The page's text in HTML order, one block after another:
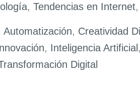
, Tendencias en Internet,
Automatización, Creatividad
, Inteligencia Artificial ,
Digital